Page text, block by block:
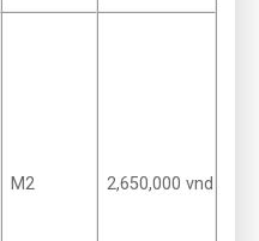
M2 2,650,000 vnd